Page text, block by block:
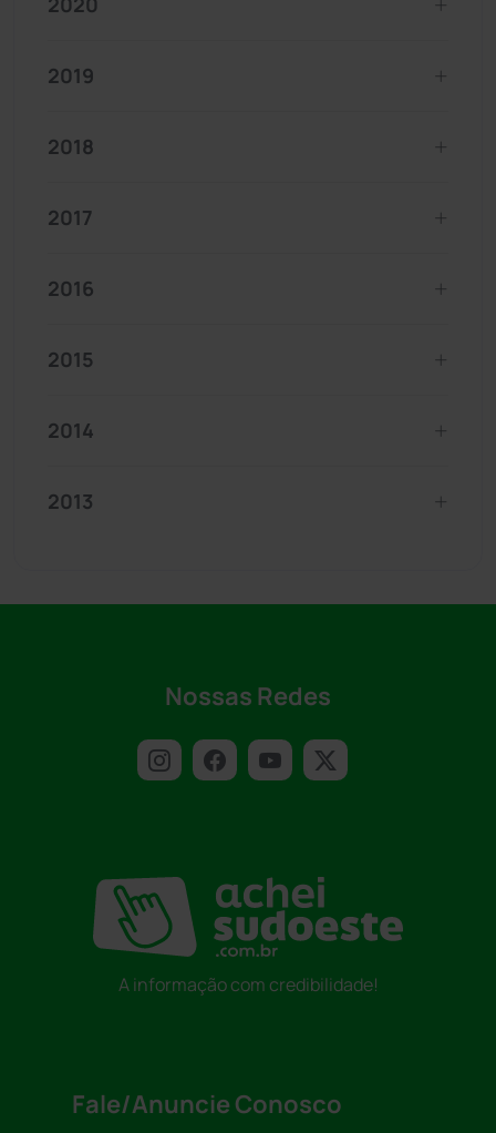
2019
2018
2017
2016
2015
2014
2013
Nossas Redes
A informação com credibilidade!
Fale/Anuncie Conosco